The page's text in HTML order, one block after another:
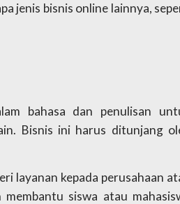
jenis bisnis online lainnya,
bahasa dan penulisan
Bisnis ini harus ditunjang
layanan kepada perusahaan
siswa atau